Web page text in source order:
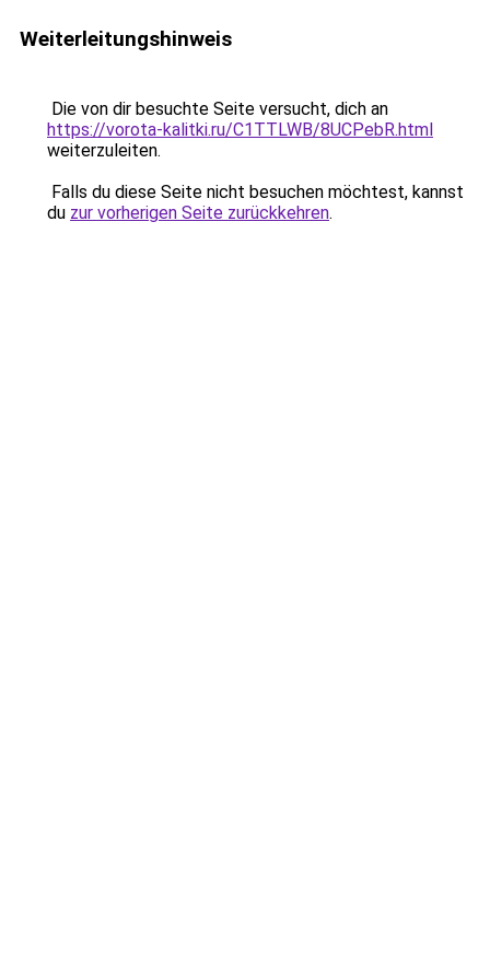
Weiterleitungshinweis
Die von dir besuchte Seite versucht, dich an
https://vorota-kalitki.ru/C1TTLWB/8UCPebR.html
weiterzuleiten.
Falls du diese Seite nicht besuchen möchtest, kannst
du zur vorherigen Seite zurückkehren.